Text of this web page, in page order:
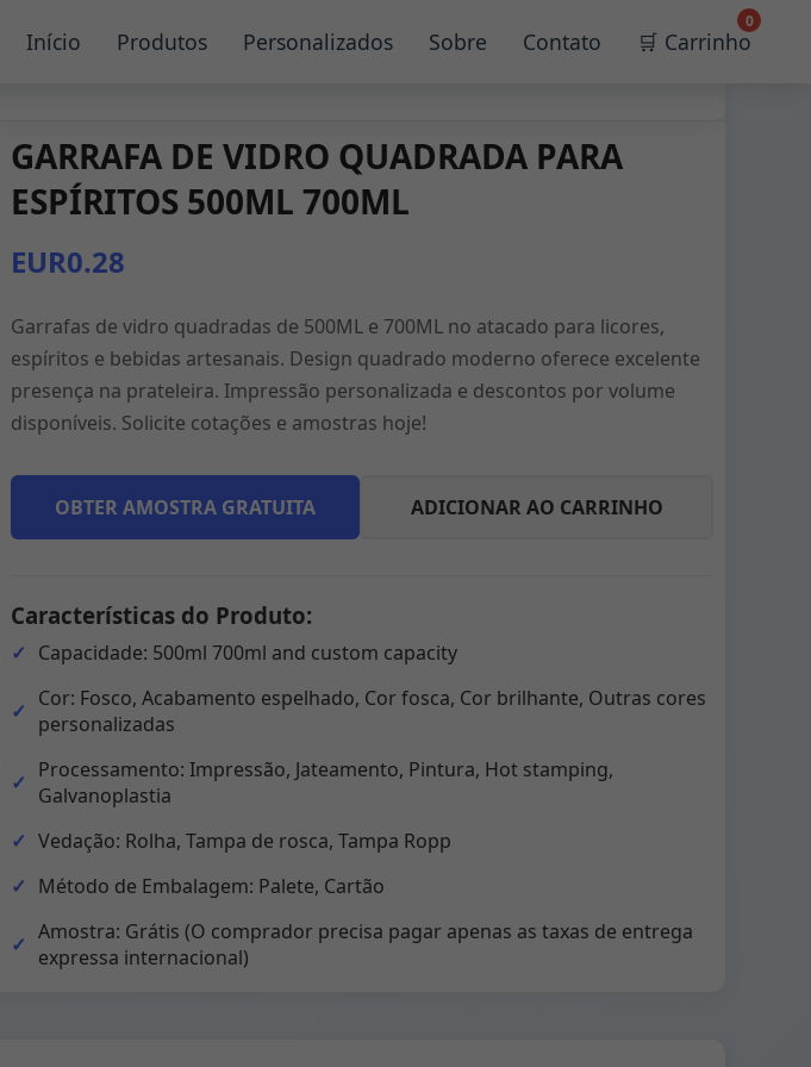
Início Produtos Personalizados Sobre Contato 🛒 Carrinho
0
GARRAFA DE VIDRO QUADRADA PARA
ESPÍRITOS 500ML 700ML
EUR0.28
Garrafas de vidro quadradas de 500ML e 700ML no atacado para licores,
espíritos e bebidas artesanais. Design quadrado moderno oferece excelente
presença na prateleira. Impressão personalizada e descontos por volume
disponíveis. Solicite cotações e amostras hoje!
OBTER AMOSTRA GRATUITA ADICIONAR AO CARRINHO
Características do Produto:
Capacidade: 500ml 700ml and custom capacity
Cor: Fosco, Acabamento espelhado, Cor fosca, Cor brilhante, Outras cores
personalizadas
Processamento: Impressão, Jateamento, Pintura, Hot stamping,
Galvanoplastia
Vedação: Rolha, Tampa de rosca, Tampa Ropp
Método de Embalagem: Palete, Cartão
Amostra: Grátis (O comprador precisa pagar apenas as taxas de entrega
expressa internacional)